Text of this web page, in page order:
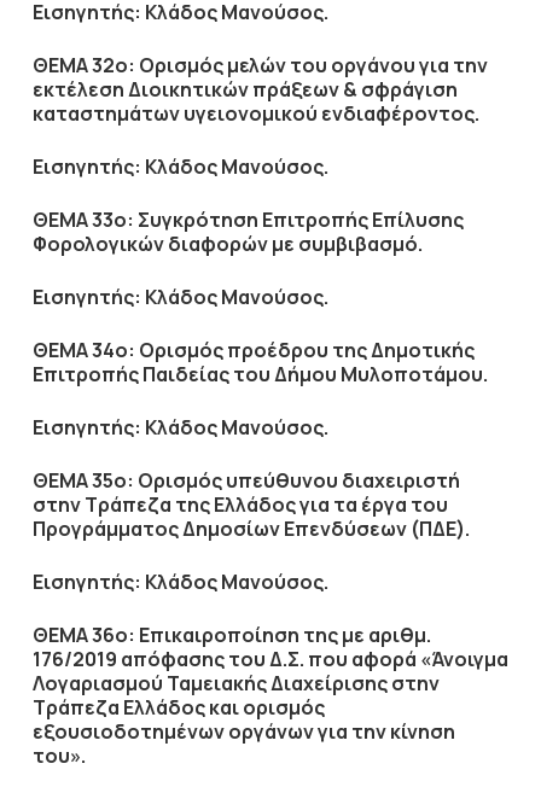
Εισηγητής: Κλάδος Μανούσος.
ΘΕΜΑ 32ο: Ορισμός μελών του οργάνου για την
εκτέλεση Διοικητικών πράξεων & σφράγιση
καταστημάτων υγειονομικού ενδιαφέροντος.
Εισηγητής: Κλάδος Μανούσος.
ΘΕΜΑ 33ο: Συγκρότηση Επιτροπής Επίλυσης
Φορολογικών διαφορών με συμβιβασμό.
Εισηγητής: Κλάδος Μανούσος.
ΘΕΜΑ 34ο: Ορισμός προέδρου της Δημοτικής
Επιτροπής Παιδείας του Δήμου Μυλοποτάμου.
Εισηγητής: Κλάδος Μανούσος.
ΘΕΜΑ 35ο: Ορισμός υπεύθυνου διαχειριστή
στην Τράπεζα της Ελλάδος για τα έργα του
Προγράμματος Δημοσίων Επενδύσεων (ΠΔΕ).
Εισηγητής: Κλάδος Μανούσος.
ΘΕΜΑ 36ο: Επικαιροποίηση της με αριθμ.
176/2019 απόφασης του Δ.Σ. που αφορά «Άνοιγμα
Λογαριασμού Ταμειακής Διαχείρισης στην
Τράπεζα Ελλάδος και ορισμός
εξουσιοδοτημένων οργάνων για την κίνηση
του».